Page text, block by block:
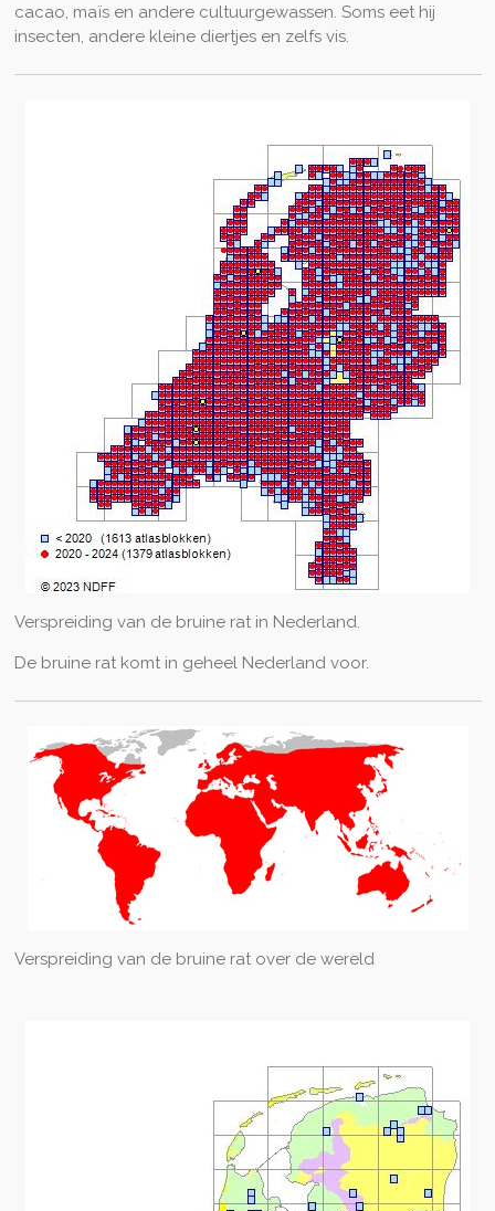
cacao, maïs en andere cultuurgewassen. Soms eet hij
insecten, andere kleine diertjes en zelfs vis.
Verspreiding van de bruine rat in Nederland.
De bruine rat komt in geheel Nederland voor.
Verspreiding van de bruine rat over de wereld